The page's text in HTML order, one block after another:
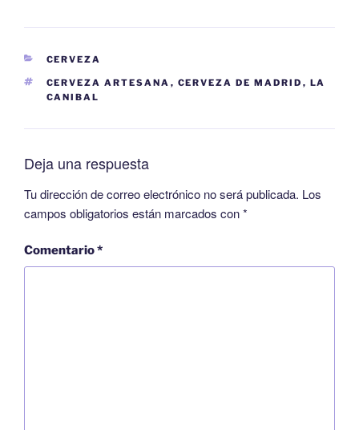
CERVEZA
CERVEZA ARTESANA , CERVEZA DE MADRID , LA
CANIBAL
Deja una respuesta
Tu dirección de correo electrónico no será publicada. Los
campos obligatorios están marcados con*
Comentario*